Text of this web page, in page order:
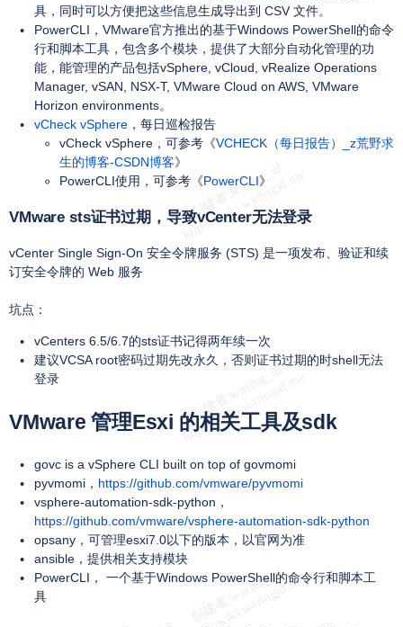
具，同时可以方便把这些信息生成导出到 CSV 文件。
PowerCLI，VMware官方推出的基于Windows PowerShell的命令
行和脚本工具，包含多个模块，提供了大部分自动化管理的功
能，能管理的产品包括vSphere, vCloud, vRealize Operations
Manager, vSAN, NSX-T, VMware Cloud on AWS, VMware
Horizon environments。
vCheck vSphere，每日巡检报告
vCheck vSphere，可参考《VCHECK（每日报告）_z荒野求
生的博客-CSDN博客》
PowerCLI使用，可参考《PowerCLI》
VMware sts证书过期，导致vCenter无法登录
vCenter Single Sign-On 安全令牌服务 (STS) 是一项发布、验证和续
订安全令牌的 Web 服务
坑点：
vCenters 6.5/6.7的sts证书记得两年续一次
建议VCSA root密码过期先改永久，否则证书过期的时shell无法
登录
VMware 管理Esxi 的相关工具及sdk
govc is a vSphere CLI built on top of govmomi
pyvmomi， https://github.com/vmware/pyvmomi
vsphere-automation-sdk-python，
https://github.com/vmware/vsphere-automation-sdk-python
opsany，可管理esxi7.0以下的版本，以官网为准
ansible，提供相关支持模块
PowerCLI， 一个基于Windows PowerShell的命令行和脚本工
具